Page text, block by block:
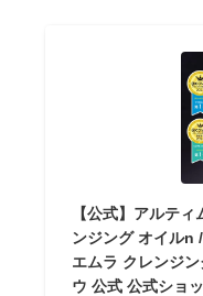
【公式】アルテ
ンジング オイル
エムラ クレンジ
ウ 公式 公式ショ